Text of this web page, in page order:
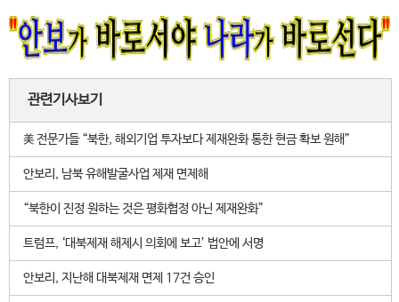
관련기사보기
美 전문가들 “북한, 해외기업 투자보다 제재완화 통한 현금 확보 원해”
안보리, 남북 유해발굴사업 제재 면제해
“북한이 진정 원하는 것은 평화협정 아닌 제재완화”
트럼프, ‘대북제재 해제시 의회에 보고’ 법안에 서명
안보리, 지난해 대북제재 면제 17건 승인